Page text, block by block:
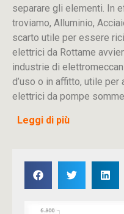
separare gli elementi. In
troviamo, Alluminio,
scarto utile per essere
elettrici da Rottame
industrie di
d’uso o in affitto, utile
elettrici da pompe
Leggi di più